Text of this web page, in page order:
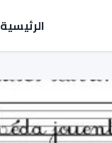
الرئيسية